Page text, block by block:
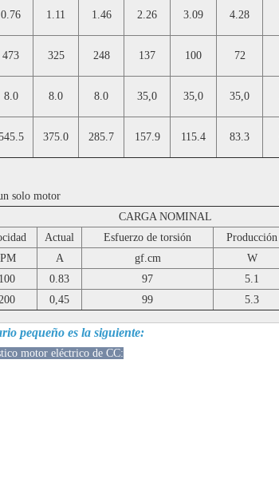
0.76 1.11 1.46 2.26 3.09 4.28
473 325 248 137 100 72
8.0 8.0 8.0 35,0 35,0 35,0
375.0 285.7 157.9 115.4 83.3
solo motor
CARGA NOMINAL
Actual Esfuerzo de torsión Producción
A gf.cm W
0.83 97 5.1
0,45 99 5.3
pequeño es la siguiente:
motor eléctrico de CC: